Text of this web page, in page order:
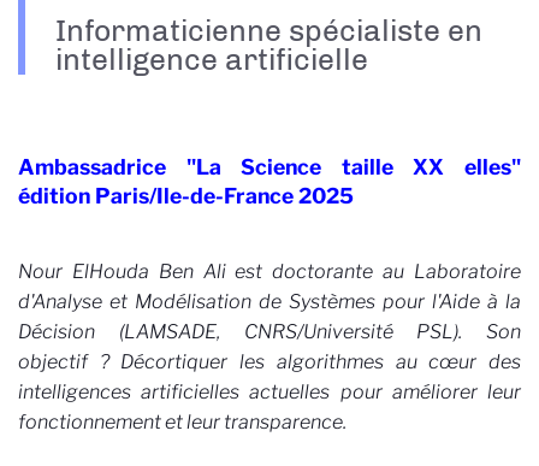
Informaticienne spécialiste en
intelligence artificielle
Ambassadrice "La Science taille XX elles"
édition Paris/Ile-de-France 2025
Nour ElHouda Ben Ali est doctorante au Laboratoire
d'Analyse et Modélisation de Systèmes pour l'Aide à la
Décision (LAMSADE, CNRS/Université PSL). Son
objectif ? Décortiquer les algorithmes au cœur des
intelligences artificielles actuelles pour améliorer leur
fonctionnement et leur transparence.